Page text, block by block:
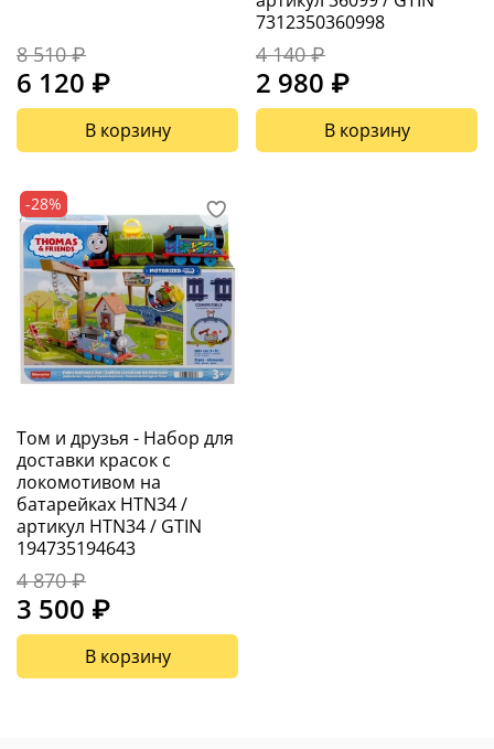
8 510 ₽
6 120 ₽
В корзину
7312350360998
4 140 ₽
2 980 ₽
В корзину
-28%
Том и друзья - Набор для
доставки красок с
локомотивом на
батарейках HTN34 /
артикул HTN34 / GTIN
194735194643
4 870 ₽
3 500 ₽
В корзину